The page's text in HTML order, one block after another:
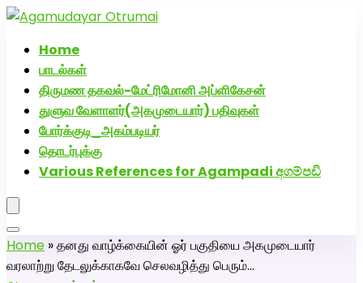
Home
பாடல்கள்
திருமண தகவல்-மேட்ரிமோனி அப்ளிகேசன்
துளுவ வேளாளர்(அகமுடையார்) பதிவுகள்
போர்க்குடி_அகம்படியர்
தொடர்புக்கு
Various References for Agampadi අගම්පඩි
Home »தனது வாழ்க்கையின் ஓர் பகுதியை அகமுடையார்
வரலாற்று தேடலுக்காகவே செலவழித்து பெரும்…
அகமுடையார் திருமண வரன்களுக்கு அகமுடையார்மேட்ரி-